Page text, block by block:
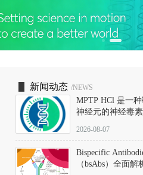
新闻动态 /NEWS
MPTP HCl 是一
神经元的神经毒
以盐酸盐形式存在
体介导的神经元
用即为选择性损
部多巴胺能神经
2026-08-07
Bispecific
（bsAbs）全面